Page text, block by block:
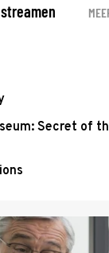
Secret of